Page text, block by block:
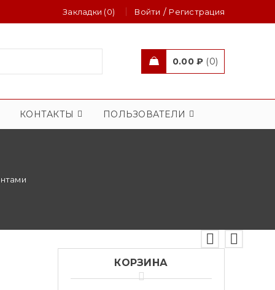
Закладки (0) Войти / Регистрация
0.00 ₽ 0
КОНТАКТЫ ПОЛЬЗОВАТЕЛИ
КОРЗИНА